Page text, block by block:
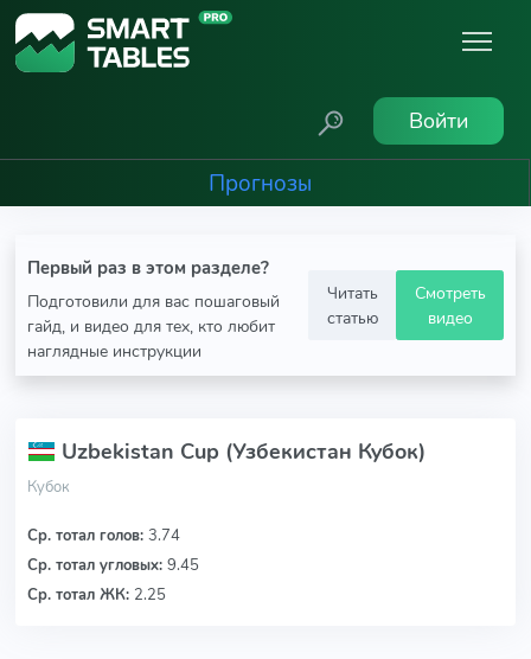
Войти
Прогнозы
Первый раз в этом разделе?
Подготовили для вас пошаговый
гайд, и видео для тех, кто любит
наглядные инструкции
Читать
статью
Смотреть
видео
Uzbekistan Cup (Узбекистан Кубок)
Кубок
Ср. тотал голов: 3.74
Ср. тотал угловых: 9.45
Ср. тотал ЖК: 2.25